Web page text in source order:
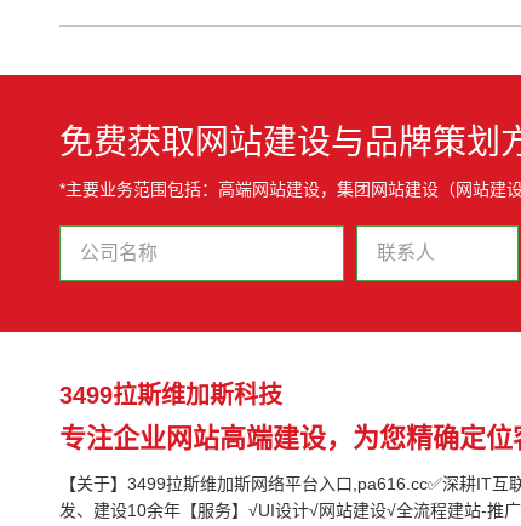
免费获取网站建设与品牌策划
*主要业务范围包括：高端网站建设，集团网站建设（网站建
3499拉斯维加斯科技
专注企业网站高端建设，为您精确定位
【关于】3499拉斯维加斯网络平台入口,pa616.cc✅深耕IT互
发、建设10余年【服务】√UI设计√网站建设√全流程建站-推